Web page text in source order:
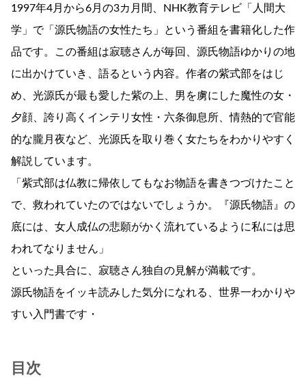
1997年4月から6月の3カ月間、NHK教育テレビ「人間大
学」で「源氏物語の女性たち」という番組を書籍化した作
品です。この番組は寂聴さんが毎回、源氏物語ゆかりの地
に出かけていき、語るという内容。作者の紫式部をはじ
め、光源氏が最も愛した紫の上、男を虜にした魔性の女・
夕顔、誇り高くインテリ女性・六条御息所、情熱的で官能
的な朧月夜など、光源氏を取り巻く女たちをわかりやすく
解説しています。
「紫式部は仏教に帰依してもなお物語を書きつづけたこと
で、救われていたのではないでしょうか。『源氏物語』の
底には、女人成仏の悲願がかく流れているように私には思
われてなりません」
といった具合に、寂聴さん独自の見解が満載です。
源氏物語をイッキ読みした気分になれる、世界一わかりや
すい入門書です・
目次